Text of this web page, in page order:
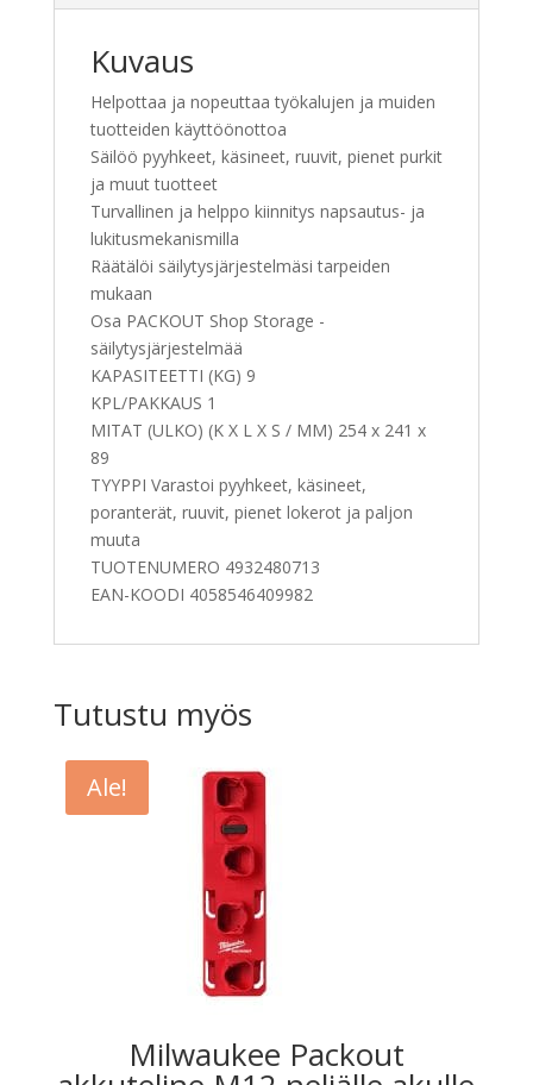
Kuvaus
Helpottaa ja nopeuttaa työkalujen ja muiden
tuotteiden käyttöönottoa
Säilöö pyyhkeet, käsineet, ruuvit, pienet purkit
ja muut tuotteet
Turvallinen ja helppo kiinnitys napsautus- ja
lukitusmekanismilla
Räätälöi säilytysjärjestelmäsi tarpeiden
mukaan
Osa PACKOUT Shop Storage -
säilytysjärjestelmää
KAPASITEETTI (KG) 9
KPL/PAKKAUS 1
MITAT (ULKO) (K X L X S / MM) 254 x 241 x
89
TYYPPI Varastoi pyyhkeet, käsineet,
poranterät, ruuvit, pienet lokerot ja paljon
muuta
TUOTENUMERO 4932480713
EAN-KOODI 4058546409982
Tutustu myös
Ale!
Milwaukee Packout